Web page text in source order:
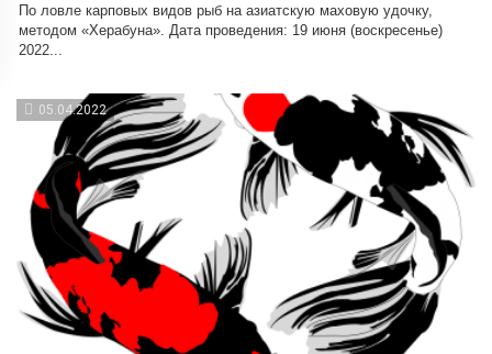
По ловле карповых видов рыб на азиатскую маховую удочку,
методом «Херабуна». Дата проведения: 19 июня (воскресенье)
2022...
05.04.2022